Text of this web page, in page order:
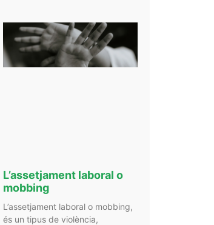
L’assetjament laboral o
mobbing
L’assetjament laboral o mobbing,
és un tipus de violència,